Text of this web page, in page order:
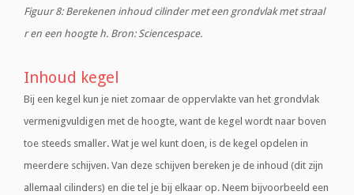
Figuur 8: Berekenen inhoud cilinder met een grondvlak met straal
r en een hoogte h. Bron: Sciencespace.
Inhoud kegel
Bij een kegel kun je niet zomaar de oppervlakte van het grondvlak
vermenigvuldigen met de hoogte, want de kegel wordt naar boven
toe steeds smaller. Wat je wel kunt doen, is de kegel opdelen in
meerdere schijven. Van deze schijven bereken je de inhoud (dit zijn
allemaal cilinders) en die tel je bij elkaar op. Neem bijvoorbeeld een